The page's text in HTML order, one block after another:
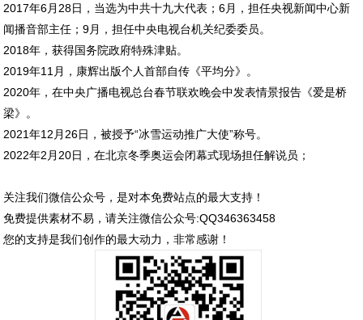
2017年6月28日，当选为中共十九大代表；6月，担任央视新闻中心新
闻播音部主任；9月，担任中央电视台机关纪委委员。
2018年，获得国务院政府特殊津贴。
2019年11月，康辉出版个人首部自传《平均分》。
2020年，在中央广播电视总台春节联欢晚会中发表情景报告《爱是桥
梁》。
2021年12月26日，被授予“冰雪运动推广大使”称号。
2022年2月20日，在北京冬季奥运会闭幕式现场担任解说员；
关注我们微信公众号，是对本免费站点的最大支持！
免费提供素材不易，请关注微信公众号:QQ346363458
您的支持是我们创作的最大动力，非常感谢！